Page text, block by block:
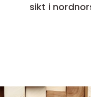
sikt i